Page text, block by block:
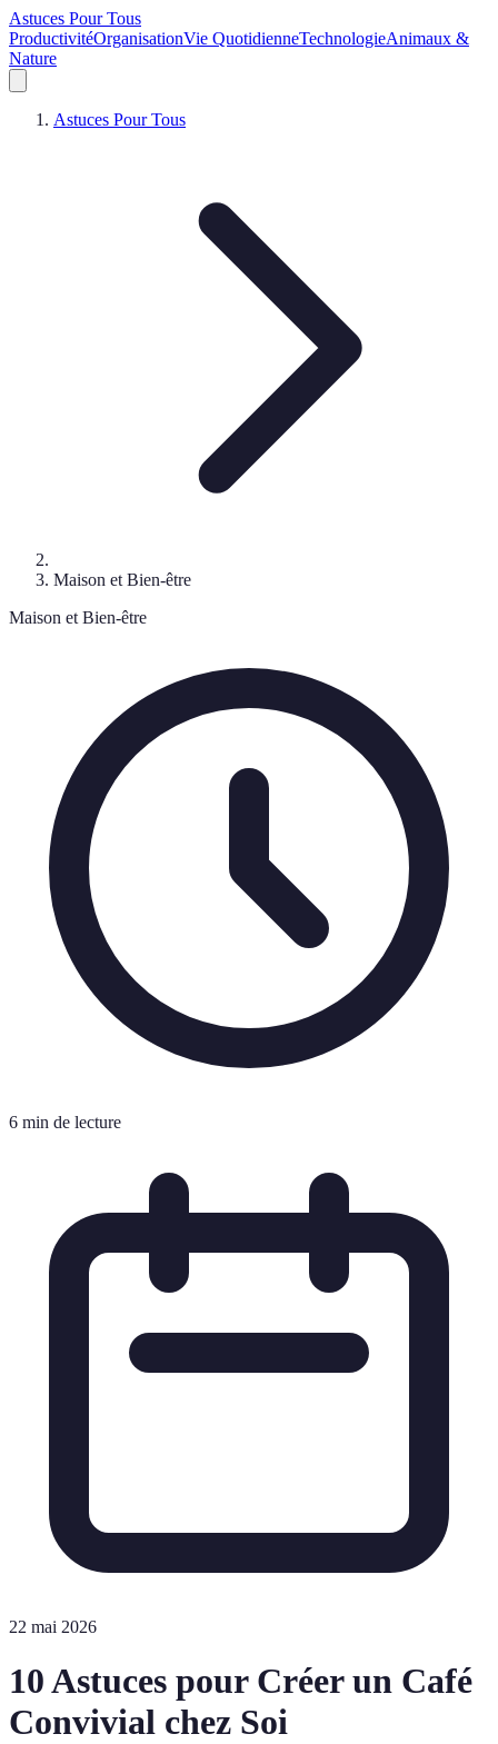
Astuces Pour Tous
ProductivitéOrganisationVie QuotidienneTechnologieAnimaux &
Nature
Astuces Pour Tous
Maison et Bien-être
Maison et Bien-être
6 min de lecture
22 mai 2026
10 Astuces pour Créer un Café
Convivial chez Soi